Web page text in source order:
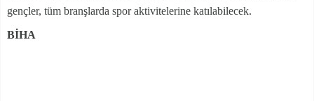
gençler, tüm branşlarda spor aktivitelerine katılabilecek.
BİHA